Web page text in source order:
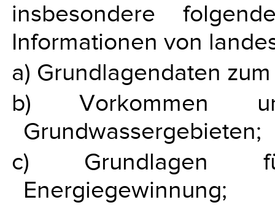
insbesondere
Informationen von
a) Grundlagendaten
b) Vorkommen
Grundwassergebieten;
c) Grundlagen
Energiegewinnung;